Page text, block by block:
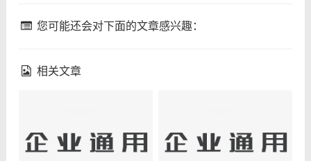
您可能还会对下面的文章感兴趣：
相关文章